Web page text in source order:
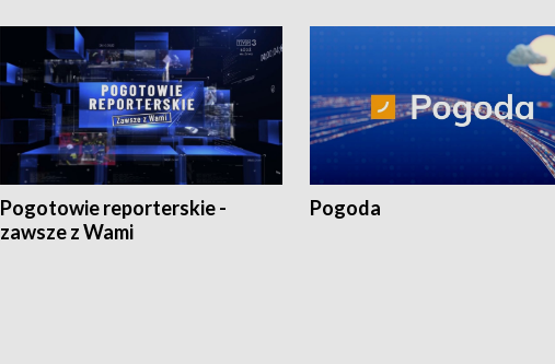
Pogotowie reporterskie -
zawsze z Wami
Pogoda